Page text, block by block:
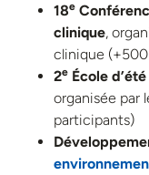
18e
clinique,
clinique
2e École
organisée par
participants)